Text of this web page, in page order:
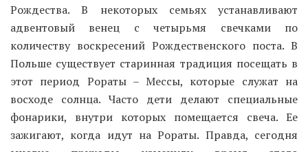
Рождества. В некоторых семьях устанавливают
адвентовый венец с четырьмя свечками по
количеству воскресений Рождественского поста. В
Польше существует старинная традиция посещать в
этот период Рораты – Мессы, которые служат на
восходе солнца. Часто дети делают специальные
фонарики, внутри которых помещается свеча. Ее
зажигают, когда идут на Рораты. Правда, сегодня